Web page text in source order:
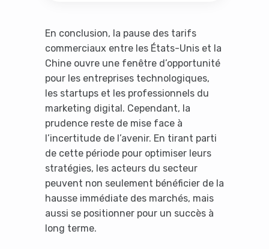
En conclusion, la pause des tarifs
commerciaux entre les États-Unis et la
Chine ouvre une fenêtre d’opportunité
pour les entreprises technologiques,
les startups et les professionnels du
marketing digital. Cependant, la
prudence reste de mise face à
l’incertitude de l’avenir. En tirant parti
de cette période pour optimiser leurs
stratégies, les acteurs du secteur
peuvent non seulement bénéficier de la
hausse immédiate des marchés, mais
aussi se positionner pour un succès à
long terme.